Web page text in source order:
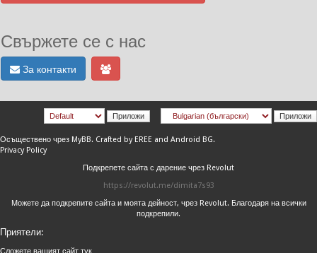
Свържете се с нас
За контакти
Осъществено чрез MyBB. Crafted by EREE and Android BG.
Privacy Policy
Подкрепете сайта с дарение чрез Revolut
https://revolut.me/dimita7s93
Можете да подкрепите сайта и моята дейност, чрез Revolut. Благодаря на всички
подкрепили.
Приятели: